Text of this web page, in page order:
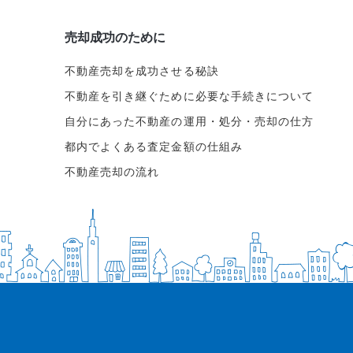
売却成功のために
不動産売却を成功させる秘訣
不動産を引き継ぐために必要な手続きについて
自分にあった不動産の運用・処分・売却の仕方
都内でよくある査定金額の仕組み
不動産売却の流れ